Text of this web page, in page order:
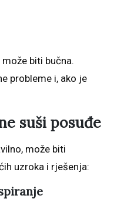
biti bučna.
probleme i, ako je
suši posuđe
može biti
uzroka i rješenja: